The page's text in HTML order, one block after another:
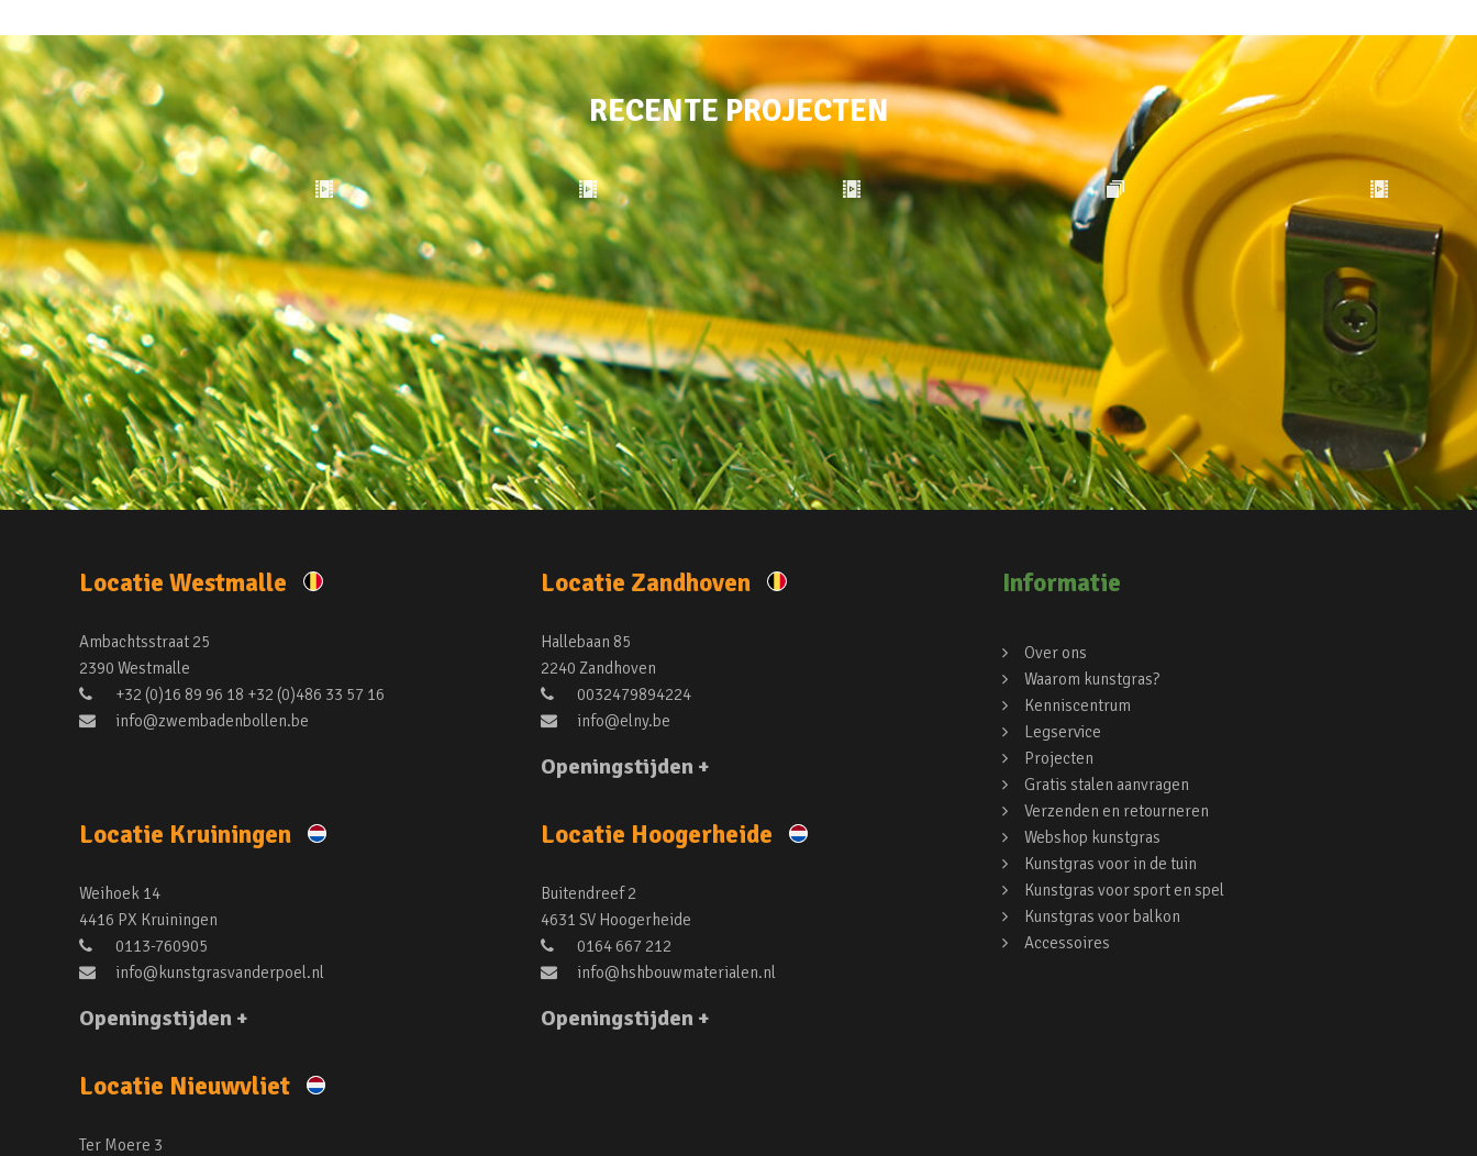
RECENTE PROJECTEN
Locatie Westmalle
Ambachtsstraat 25
2390 Westmalle
+32 (0)16 89 96 18 +32 (0)486 33 57 16
info@zwembadenbollen.be
Locatie Zandhoven
Hallebaan 85
2240 Zandhoven
0032479894224
info@elny.be
Openingstijden +
Locatie Kruiningen
Weihoek 14
4416 PX Kruiningen
0113-760905
info@kunstgrasvanderpoel.nl
Openingstijden +
Locatie Hoogerheide
Buitendreef 2
4631 SV Hoogerheide
0164 667 212
info@hshbouwmaterialen.nl
Openingstijden +
Locatie Nieuwvliet
Ter Moere 3
Informatie
Over ons
Waarom kunstgras?
Kenniscentrum
Legservice
Projecten
Gratis stalen aanvragen
Verzenden en retourneren
Webshop kunstgras
Kunstgras voor in de tuin
Kunstgras voor sport en spel
Kunstgras voor balkon
Accessoires